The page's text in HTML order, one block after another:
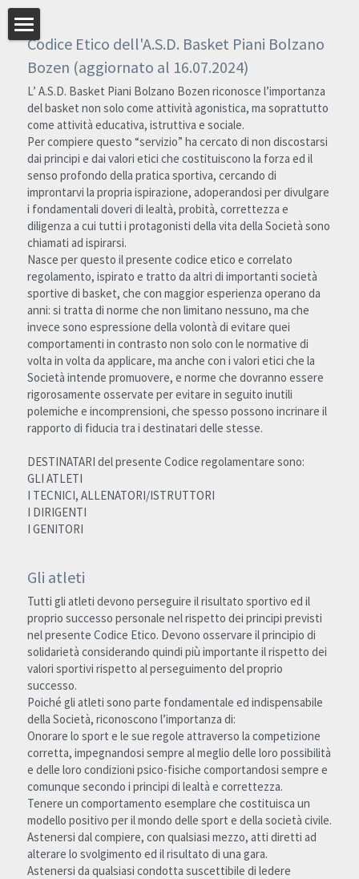
Home
Serie C
U19
U17
U15
U14
Codice Etico
Archivio Media
Privacy
Società
Staff
Iscrizione
Safeguarding
Codice Etico dell'A.S.D. Basket Piani Bolzano
Bozen (aggiornato al 16.07.2024)
L’ A.S.D. Basket Piani Bolzano Bozen riconosce l’importanza
del basket non solo come attività agonistica, ma soprattutto
come attività educativa, istruttiva e sociale.
Per compiere questo “servizio” ha cercato di non discostarsi
dai principi e dai valori etici che costituiscono la forza ed il
senso profondo della pratica sportiva, cercando di
improntarvi la propria ispirazione, adoperandosi per divulgare
i fondamentali doveri di lealtà, probità, correttezza e
diligenza a cui tutti i protagonisti della vita della Società sono
chiamati ad ispirarsi.
Nasce per questo il presente codice etico e correlato
regolamento, ispirato e tratto da altri di importanti società
sportive di basket, che con maggior esperienza operano da
anni: si tratta di norme che non limitano nessuno, ma che
invece sono espressione della volontà di evitare quei
comportamenti in contrasto non solo con le normative di
volta in volta da applicare, ma anche con i valori etici che la
Società intende promuovere, e norme che dovranno essere
rigorosamente osservate per evitare in seguito inutili
polemiche e incomprensioni, che spesso possono incrinare il
rapporto di fiducia tra i destinatari delle stesse.
DESTINATARI del presente Codice regolamentare sono:
GLI ATLETI
I TECNICI, ALLENATORI/ISTRUTTORI
I DIRIGENTI
I GENITORI
Gli atleti
Tutti gli atleti devono perseguire il risultato sportivo ed il
proprio successo personale nel rispetto dei principi previsti
nel presente Codice Etico. Devono osservare il principio di
solidarietà considerando quindi più importante il rispetto dei
valori sportivi rispetto al perseguimento del proprio
successo.
Poiché gli atleti sono parte fondamentale ed indispensabile
della Società, riconoscono l’importanza di:
Onorare lo sport e le sue regole attraverso la competizione
corretta, impegnandosi sempre al meglio delle loro possibilità
e delle loro condizioni psico-fisiche comportandosi sempre e
comunque secondo i principi di lealtà e correttezza.
Tenere un comportamento esemplare che costituisca un
modello positivo per il mondo delle sport e della società civile.
Astenersi dal compiere, con qualsiasi mezzo, atti diretti ad
alterare lo svolgimento ed il risultato di una gara.
Astenersi da qualsiasi condotta suscettibile di ledere